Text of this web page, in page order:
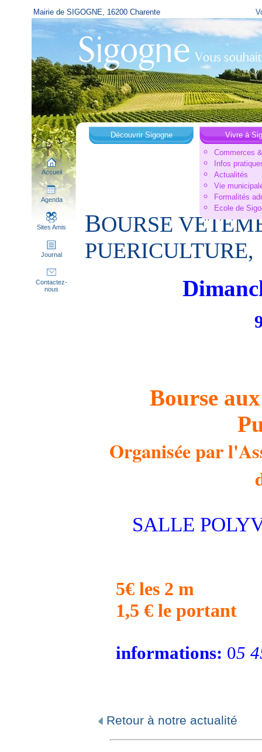
Mairie de SIGOGNE, 16200 Charente
Accueil
Agenda
Sites Amis
Journal
Contactez-
nous
Découvrir Sigogne
Vivre à
Commerces
Infos
Actualités
Vie
Formalités
Ecole de
BOURSE
PUERICULTURE,
Bourse
Organisée par
SALLE
5€ les 2 m
1,5 € le portant
informations: 05
Retour à notre actualité